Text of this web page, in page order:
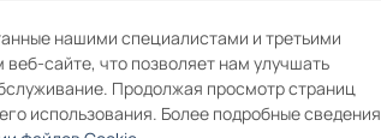
нашими специалистами и третьими
сайте, что позволяет нам улучшать
Продолжая просмотр страниц
использования. Более подробные сведения